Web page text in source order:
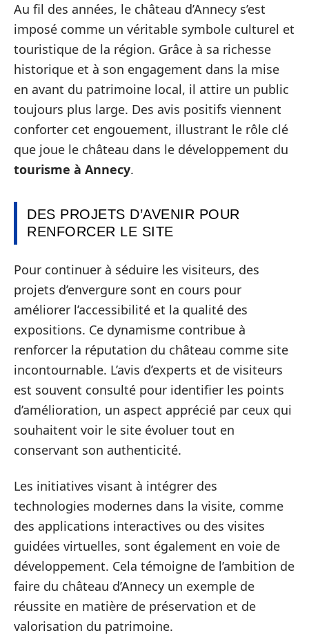
Au fil des années, le château d’Annecy s’est
imposé comme un véritable symbole culturel et
touristique de la région. Grâce à sa richesse
historique et à son engagement dans la mise
en avant du patrimoine local, il attire un public
toujours plus large. Des avis positifs viennent
conforter cet engouement, illustrant le rôle clé
que joue le château dans le développement du
tourisme à Annecy.
DES PROJETS D’AVENIR POUR
RENFORCER LE SITE
Pour continuer à séduire les visiteurs, des
projets d’envergure sont en cours pour
améliorer l’accessibilité et la qualité des
expositions. Ce dynamisme contribue à
renforcer la réputation du château comme site
incontournable. L’avis d’experts et de visiteurs
est souvent consulté pour identifier les points
d’amélioration, un aspect apprécié par ceux qui
souhaitent voir le site évoluer tout en
conservant son authenticité.
Les initiatives visant à intégrer des
technologies modernes dans la visite, comme
des applications interactives ou des visites
guidées virtuelles, sont également en voie de
développement. Cela témoigne de l’ambition de
faire du château d’Annecy un exemple de
réussite en matière de préservation et de
valorisation du patrimoine.